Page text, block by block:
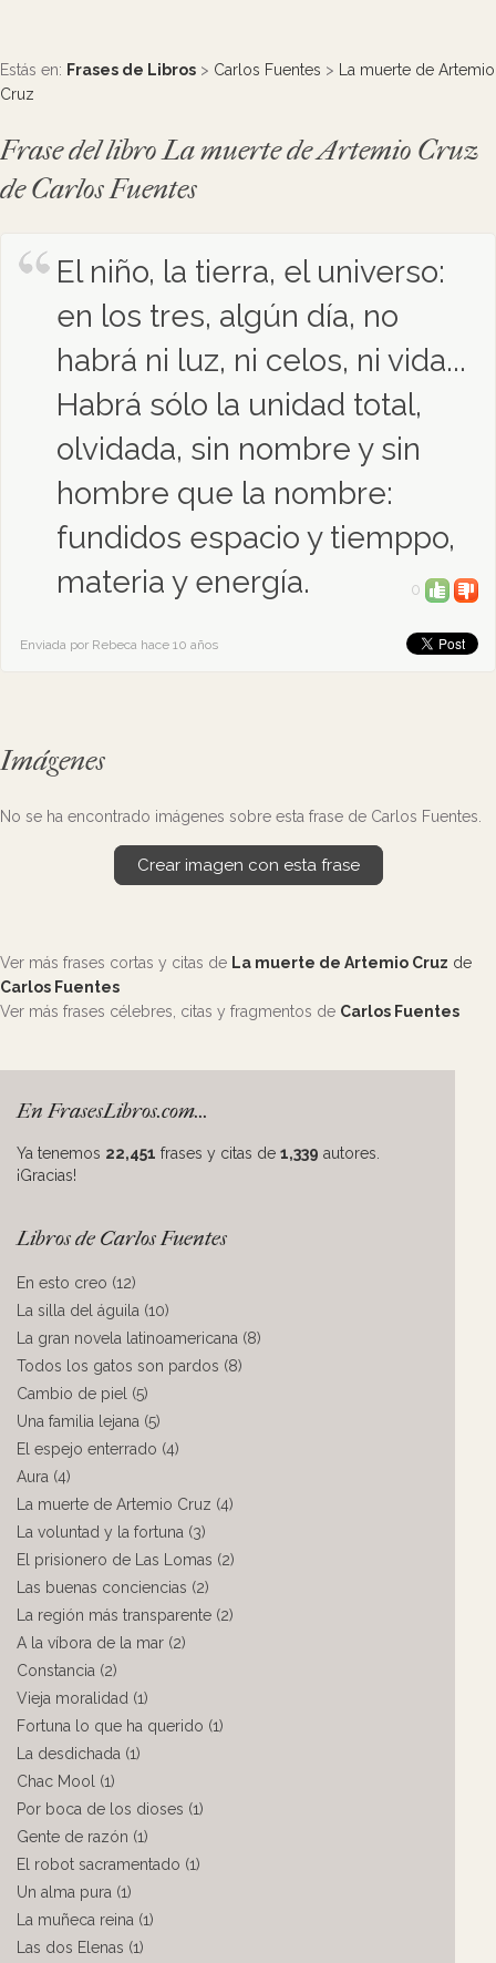
Estás en: Frases de Libros > Carlos Fuentes >
La muerte de Artemio
Cruz
Frase del libro La muerte de Artemio Cruz
de Carlos Fuentes
El niño, la tierra, el universo:
en los tres, algún día, no
habrá ni luz, ni celos, ni vida...
Habrá sólo la unidad total,
olvidada, sin nombre y sin
hombre que la nombre:
fundidos espacio y tiemppo,
materia y energía.
0
Enviada por Rebeca hace 10 años
Imágenes
No se ha encontrado imágenes sobre esta frase de Carlos Fuentes.
Crear imagen con esta frase
Ver más frases cortas y citas de La muerte de Artemio Cruz de
Carlos Fuentes
Ver más frases célebres, citas y fragmentos de Carlos Fuentes
En FrasesLibros.com...
Ya tenemos 22,451 frases y citas de 1,339 autores.
¡Gracias!
Libros de Carlos Fuentes
En esto creo (12)
La silla del águila (10)
La gran novela latinoamericana (8)
Todos los gatos son pardos (8)
Cambio de piel (5)
Una familia lejana (5)
El espejo enterrado (4)
Aura (4)
La muerte de Artemio Cruz (4)
La voluntad y la fortuna (3)
El prisionero de Las Lomas (2)
Las buenas conciencias (2)
La región más transparente (2)
A la víbora de la mar (2)
Constancia (2)
Vieja moralidad (1)
Fortuna lo que ha querido (1)
La desdichada (1)
Chac Mool (1)
Por boca de los dioses (1)
Gente de razón (1)
El robot sacramentado (1)
Un alma pura (1)
La muñeca reina (1)
Las dos Elenas (1)